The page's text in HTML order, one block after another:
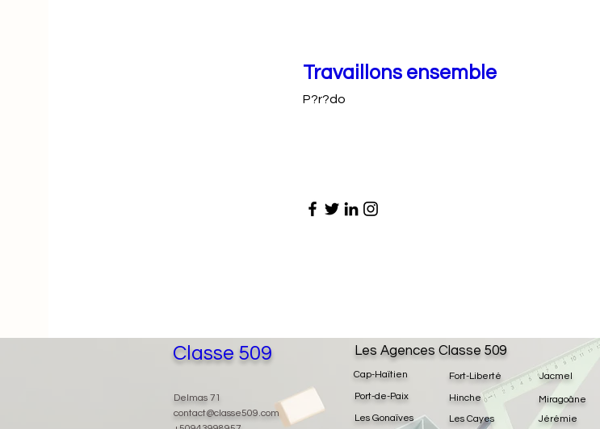
Travaillons ensemble
P?r?do
Classe 509
Delmas 71
contact@classe509.com
Fort-Liberté
Hinche
Les Cayes
Jacmel
Jérémie
Miragoâne
Les Agences Classe 509
Cap-Haïtien
Port-de-Paix
Les Gonaïves